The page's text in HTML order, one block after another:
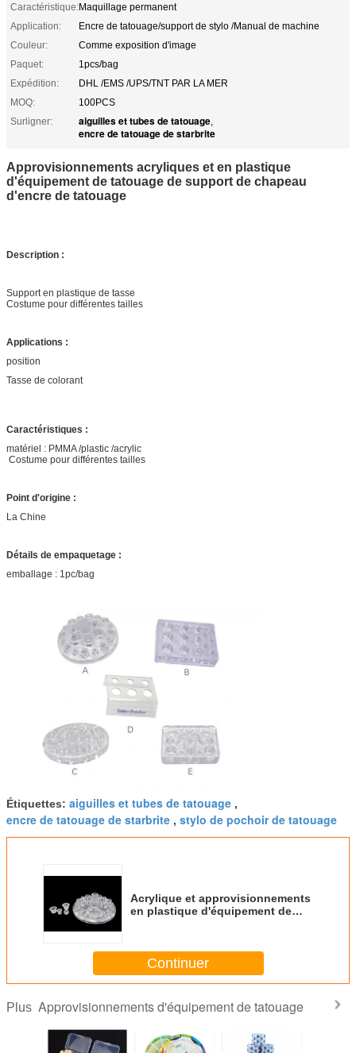
Caractéristique:Maquillage permanent
Application:
Encre de tatouage/support de stylo /Manual de machine
Couleur:
Comme exposition d'image
Paquet:
1pcs/bag
Expédition:
DHL /EMS /UPS/TNT PAR LA MER
MOQ:
100PCS
Surligner:
aiguilles et tubes de tatouage,
encre de tatouage de starbrite
Approvisionnements acryliques et en plastique
d'équipement de tatouage de support de chapeau
d'encre de tatouage
Description :
Support en plastique de tasse
Costume pour différentes tailles
Applications :
position
Tasse de colorant
Caractéristiques :
matériel : PMMA /plastic /acrylic
Costume pour différentes tailles
Point d'origine :
La Chine
Détails de empaquetage :
emballage : 1pc/bag
Étiquettes: aiguilles et tubes de tatouage ,
encre de tatouage de starbrite , stylo de pochoir de tatouage
Acrylique et approvisionnements
en plastique d'équipement de
Continuer
Plus Approvisionnements d'équipement de tatouage